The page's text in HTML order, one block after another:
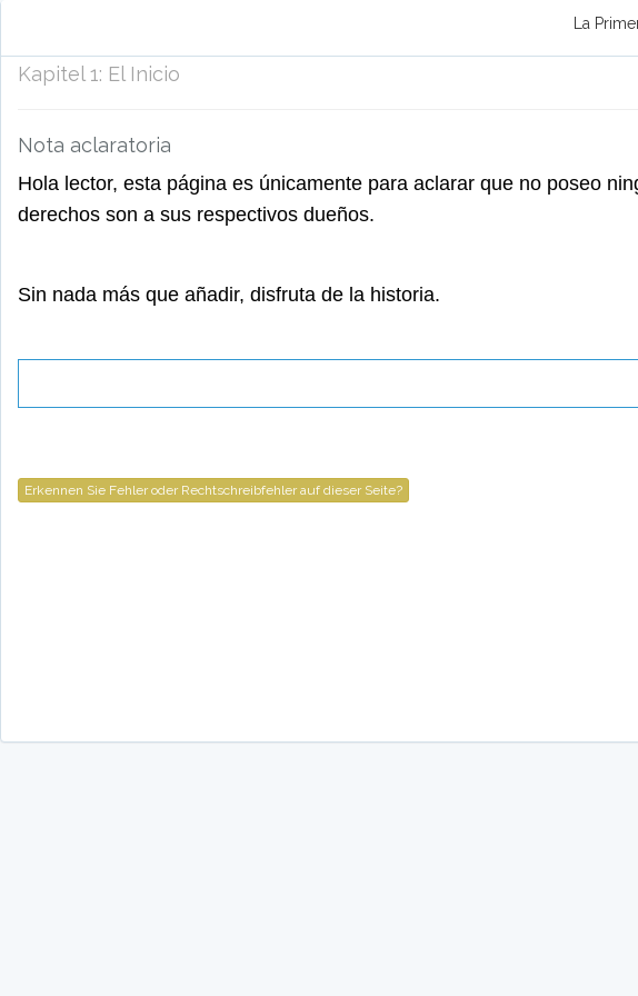
La
Kapitel 1: El Inicio
Nota aclaratoria
Hola lector, esta página es únicamente para aclarar que no poseo
derechos son a sus respectivos dueños.
Sin nada más que añadir, disfruta de la historia.
Erkennen Sie Fehler oder Rechtschreibfehler auf dieser Seite?